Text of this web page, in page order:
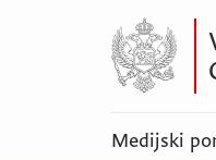
Medijski